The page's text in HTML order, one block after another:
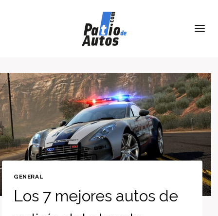
GENERAL
Los 7 mejores autos de